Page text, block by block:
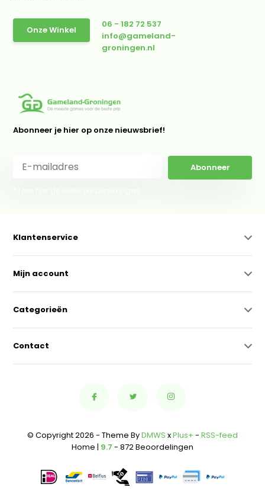
Onze Winkel
06 - 182 72 537
info@gameland-
groningen.nl
Abonneer je hier op onze nieuwsbrief!
Abonneer
Klantenservice
Mijn account
Categorieën
Contact
© Copyright 2026 - Theme ByDMWS xPlus+ - RSS-feed
Home | 9.7 - 872 Beoordelingen